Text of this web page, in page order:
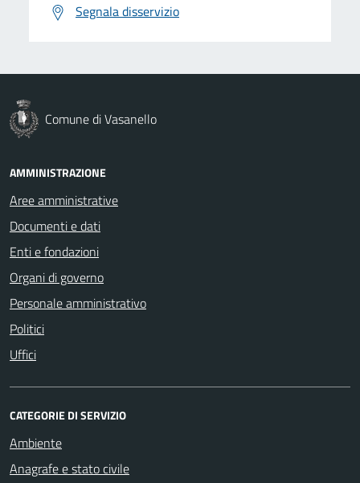
Segnala disservizio
Comune di Vasanello
AMMINISTRAZIONE
Aree amministrative
Documenti e dati
Enti e fondazioni
Organi di governo
Personale amministrativo
Politici
Uffici
CATEGORIE DI SERVIZIO
Ambiente
Anagrafe e stato civile